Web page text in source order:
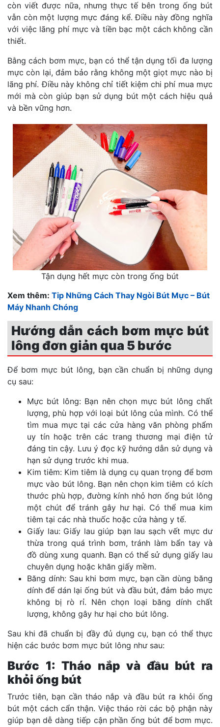
còn viết được nữa, nhưng thực tế bên trong ống bút
vẫn còn một lượng mực đáng kể. Điều này đồng nghĩa
với việc lãng phí mực và tiền bạc một cách không cần
thiết.
Bằng cách bơm mực, bạn có thể tận dụng tối đa lượng
mực còn lại, đảm bảo rằng không một giọt mực nào bị
lãng phí. Điều này không chỉ tiết kiệm chi phí mua mực
mới mà còn giúp bạn sử dụng bút một cách hiệu quả
và bền vững hơn.
Tận dụng hết mực còn trong ống bút
Xem thêm: Tip Những Cách Thay Ngòi Bút Mực – Bút
Máy Nhanh Chóng
Hướng dẫn cách bơm mực bút
lông đơn giản qua 5 bước
Để bơm mực bút lông, bạn cần chuẩn bị những dụng
cụ sau:
Mực bút lông: Bạn nên chọn mực bút lông chất
lượng, phù hợp với loại bút lông của mình. Có thể
tìm mua mực tại các cửa hàng văn phòng phẩm
uy tín hoặc trên các trang thương mại điện tử
đáng tin cậy. Lưu ý đọc kỹ hướng dẫn sử dụng và
hạn sử dụng trước khi mua.
Kim tiêm: Kim tiêm là dụng cụ quan trọng để bơm
mực vào bút lông. Bạn nên chọn kim tiêm có kích
thước phù hợp, đường kính nhỏ hơn ống bút lông
một chút để tránh gây hư hại. Có thể mua kim
tiêm tại các nhà thuốc hoặc cửa hàng y tế.
Giấy lau: Giấy lau giúp bạn lau sạch vết mực dư
thừa trong quá trình bơm, tránh làm bẩn tay và
đồ dùng xung quanh. Bạn có thể sử dụng giấy lau
chuyên dụng hoặc khăn giấy mềm.
Băng dính: Sau khi bơm mực, bạn cần dùng băng
dính để dán lại ống bút và đầu bút, đảm bảo mực
không bị rò rỉ. Nên chọn loại băng dính chất
lượng, không gây hư hại cho bút lông.
Sau khi đã chuẩn bị đầy đủ dụng cụ, bạn có thể thực
hiện các bước bơm mực bút lông như sau:
Bước 1: Tháo nắp và đầu bút ra
khỏi ống bút
Trước tiên, bạn cần tháo nắp và đầu bút ra khỏi ống
bút một cách cẩn thận. Việc tháo rời các bộ phận này
giúp bạn dễ dàng tiếp cận phần ống bút để bơm mực.